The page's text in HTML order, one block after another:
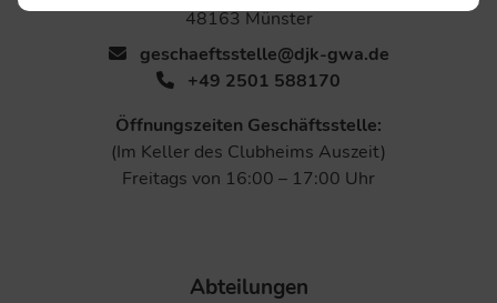
48163 Münster
geschaeftsstelle@djk-gwa.de
+49 2501 588170
Öffnungszeiten Geschäftsstelle:
(Im Keller des Clubheims Auszeit)
Freitags von 16:00 – 17:00 Uhr
Abteilungen